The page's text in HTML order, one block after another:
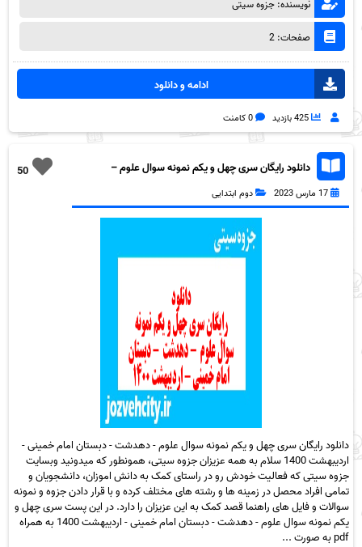
نویسنده: جزوه سیتی
صفحات: 2
ادامه و دانلود
425 بازدید 0 کامنت
50
دانلود رایگان سری چهل و یکم نمونه سوال علوم –
همراه pdf 17 مارس 2023 دوم ابتدایی
دانلود رایگان سری چهل و یکم نمونه سوال علوم - دهدشت - دبستان امام خمینی -
اردیبهشت 1400 سلام به همه عزیزان جزوه سیتی، همونطور که میدونید وبسایت
جزوه سیتی که فعالیت خودش رو در راستای کمک به دانش اموزان، دانشجویان و
تمامی افراد محصل در زمینه ها و رشته های مختلف کرده و با قرار دادن جزوه و نمونه
سوالات و فایل های راهنما قصد کمک به این عزیزان را دارد. در این پست سری چهل و
یکم نمونه سوال علوم - دهدشت - دبستان امام خمینی - اردیبهشت 1400 به همراه
pdf به صورت ...